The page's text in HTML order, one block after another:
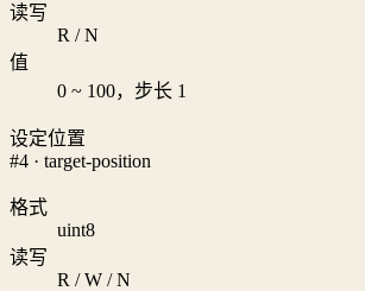
读写
R / N
值
0 ~ 100，步长 1
设定位置
#4 · target-position
格式
uint8
读写
R / W / N